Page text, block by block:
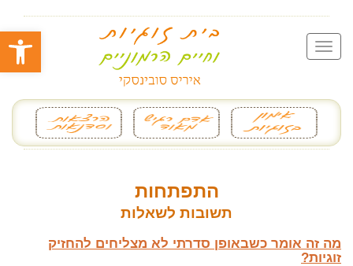
פתח
התפתחות
תשובות לשאלות
מה זה אומר כשבאופן סדרתי לא מצליחים להחזיק
זוגיות?